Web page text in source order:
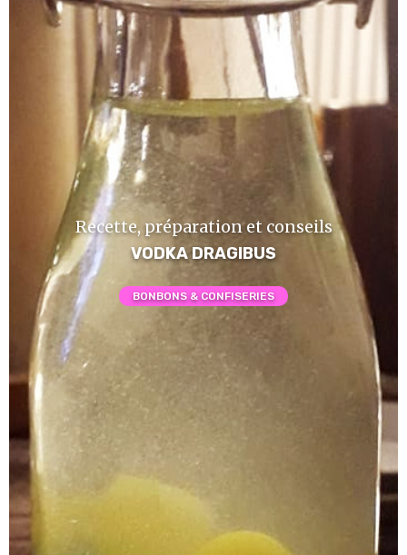
Recette, préparation et conseils
VODKA DRAGIBUS
BONBONS & CONFISERIES